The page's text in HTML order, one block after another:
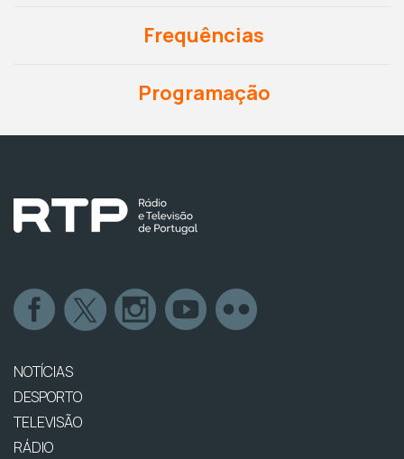
Frequências
Programação
NOTÍCIAS
DESPORTO
TELEVISÃO
RÁDIO